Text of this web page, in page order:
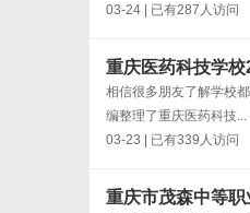
03-24 | 已有287人访问
重庆医药科技学
相信很多朋友了解学校
编整理了重庆医药科技...
03-23 | 已有339人访问
重庆市茂森中等